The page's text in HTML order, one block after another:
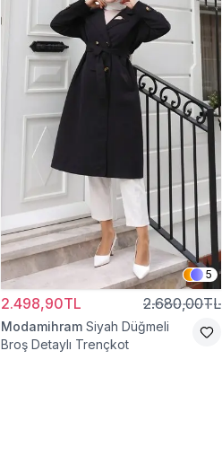
5
2.498,90TL 2.680,00TL
Modamihram Siyah Düğmeli
Broş Detaylı Trençkot